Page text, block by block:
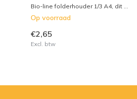
Bio-line folderhouder 1/3 A4, dit ...
Op voorraad
€2,65
Excl. btw